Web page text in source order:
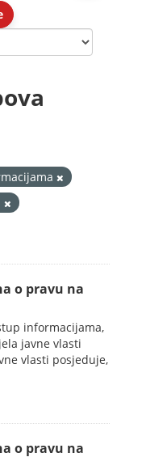
o pravu na
informacijama,
javne vlasti
vlasti posjeduje,
o pravu na